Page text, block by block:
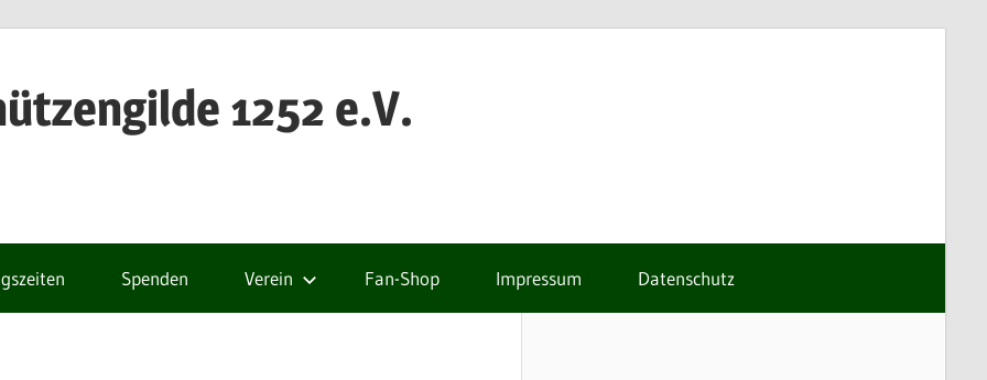
1252 e.V.
Spenden Verein Fan-Shop Impressum Datenschutz